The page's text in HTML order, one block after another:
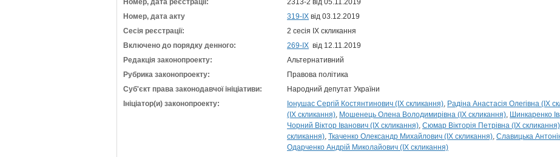
Номер, дата реєстрації:
2313-2 від 05.11.2019
Номер, дата акту
319-IX від 03.12.2019
Сесія реєстрації:
2 сесія IX скликання
Включено до порядку денного:
269-ІХ від 12.11.2019
Редакція законопроекту:
Альтернативний
Рубрика законопроекту:
Правова політика
Суб'єкт права законодавчої ініціативи:
Народний депутат України
Ініціатор(и) законопроекту:
Іонушас Сергій Костянтинович (IX скликання) Радіна Анастасія Олегівна (IX
(IX скликання) Мошенець Олена Володимирівна (IX скликання) Шинкаренко
Чорний Віктор Іванович (IX скликання) Сюмар Вікторія Петрівна (IX скликання)
скликання) Ткаченко Олександр Михайлович (IX скликання) Славицька
Одарченко Андрій Миколайович (IX скликання)